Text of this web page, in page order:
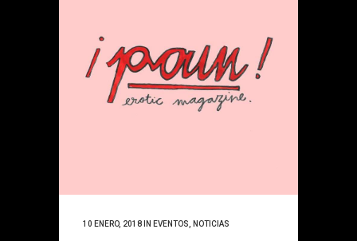
10 ENERO, 2018 IN EVENTOS NOTICIAS